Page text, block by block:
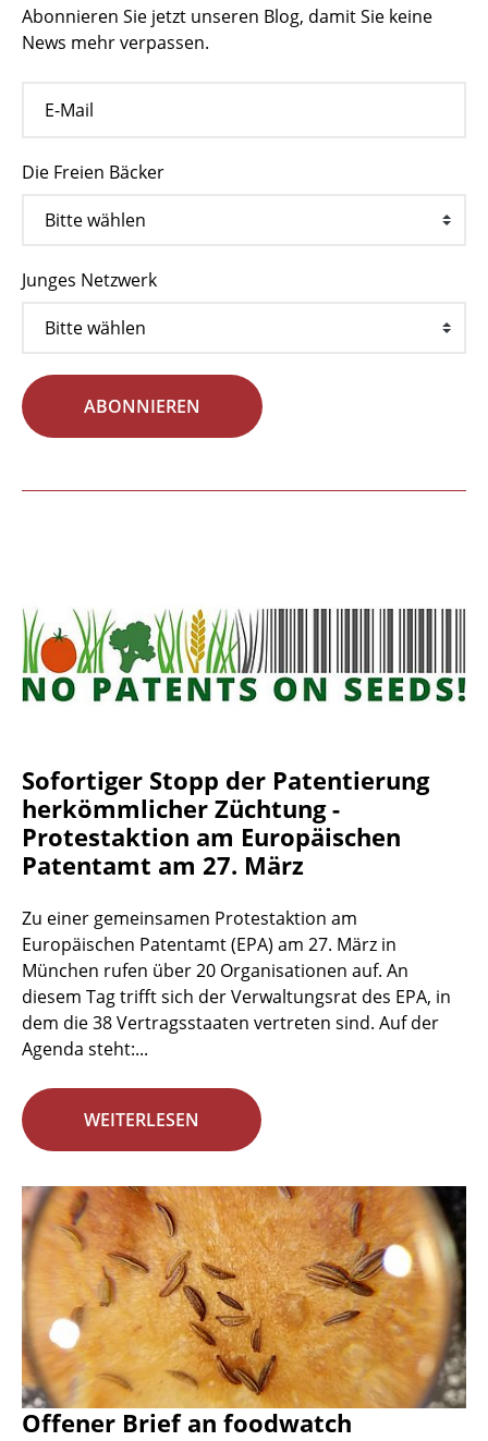
Abonnieren Sie jetzt unseren Blog, damit Sie keine
News mehr verpassen.
Die Freien Bäcker
Junges Netzwerk
ABONNIEREN
Sofortiger Stopp der Patentierung
herkömmlicher Züchtung -
Protestaktion am Europäischen
Patentamt am 27. März
Zu einer gemeinsamen Protestaktion am
Europäischen Patentamt (EPA) am 27. März in
München rufen über 20 Organisationen auf. An
diesem Tag trifft sich der Verwaltungsrat des EPA, in
dem die 38 Vertragsstaaten vertreten sind. Auf der
Agenda steht:...
WEITERLESEN
Offener Brief an foodwatch